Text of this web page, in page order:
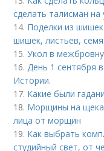
сделать талисман на
14. Поделки из
шишек, листьев,
15.Укол в
16.День 1 сентября
Истории.
17. Какие были
18. Морщины на
лица от морщин
19. Как выбрать
студийный свет, от